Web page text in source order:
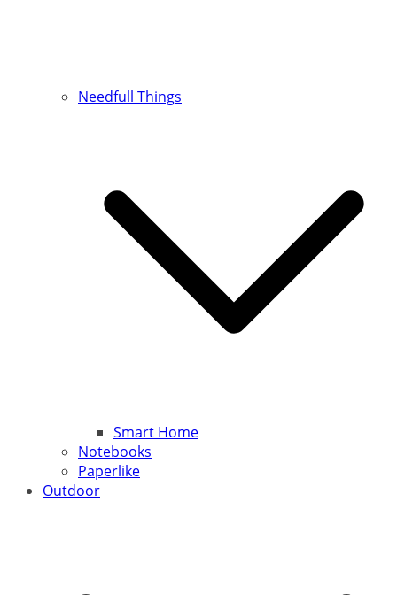
Needfull Things
Smart Home
Notebooks
Paperlike
Outdoor